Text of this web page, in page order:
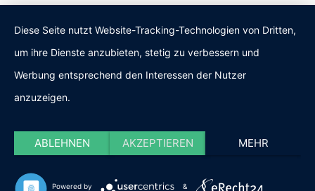
Diese Seite nutzt Website-Tracking-Technologien von Dritten,
um ihre Dienste anzubieten, stetig zu verbessern und
Werbung entsprechend den Interessen der Nutzer
anzuzeigen.
ABLEHNEN AKZEPTIEREN MEHR
Powered by &